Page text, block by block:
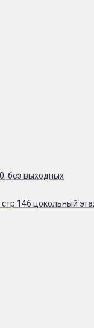
без выходных
146 цокольный